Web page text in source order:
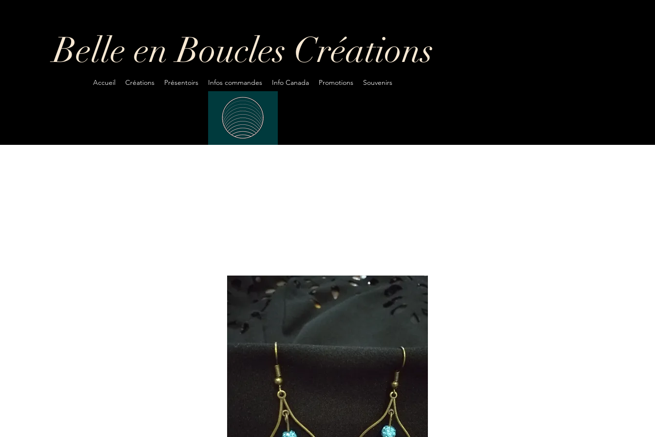
Belle en Boucles Créations
Accueil Créations Présentoirs Infos commandes Info Canada Promotions Souvenirs